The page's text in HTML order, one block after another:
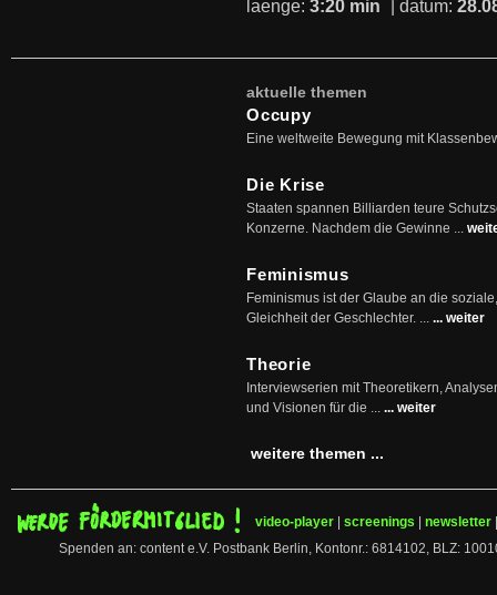
laenge: 3:20 min | datum:
aktuelle themen
Occupy
Eine weltweite Bewegung mit
Die Krise
Staaten spannen Billiarden teure
Konzerne. Nachdem die Gewinne ...
Feminismus
Feminismus ist der Glaube an die
Gleichheit der Geschlechter. ... ... weiter
Theorie
Interviewserien mit Theoretikern,
und Visionen für die ... ... weiter
weitere themen ...
video-player screenings newsletter
Spenden an: content e.V. Postbank Berlin, Kontonr.: 6814102, BLZ: